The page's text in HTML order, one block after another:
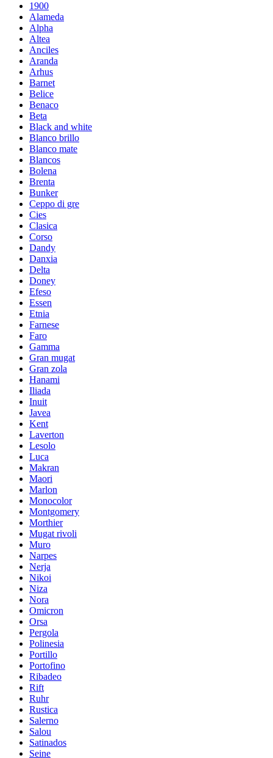
1900
Alameda
Alpha
Altea
Anciles
Aranda
Arhus
Barnet
Belice
Benaco
Beta
Black and white
Blanco brillo
Blanco mate
Blancos
Bolena
Brenta
Bunker
Ceppo di gre
Cies
Clasica
Corso
Dandy
Danxia
Delta
Doney
Efeso
Essen
Etnia
Farnese
Faro
Gamma
Gran mugat
Gran zola
Hanami
Iliada
Inuit
Javea
Kent
Laverton
Lesolo
Luca
Makran
Maori
Marlon
Monocolor
Montgomery
Morthier
Mugat rivoli
Muro
Narpes
Nerja
Nikoi
Niza
Nora
Omicron
Orsa
Pergola
Polinesia
Portillo
Portofino
Ribadeo
Rift
Ruhr
Rustica
Salerno
Salou
Satinados
Seine